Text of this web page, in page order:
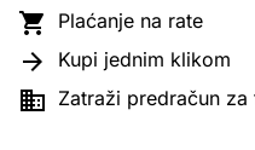
 Plaćanje na rate
 Kupi jednim klikom
 Zatraži predračun za